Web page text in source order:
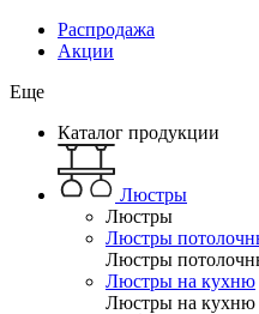
Распродажа
Акции
Еще
Каталог продукции
Люстры
Люстры
Люстры
Люстры
Люстры на кухню
Люстры на кухню